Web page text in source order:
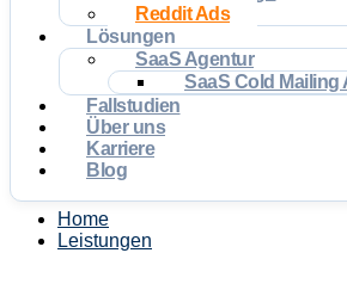
Reddit Ads
Lösungen
SaaS Agentur
SaaS Cold Mailing
Fallstudien
Über uns
Karriere
Blog
Home
Leistungen